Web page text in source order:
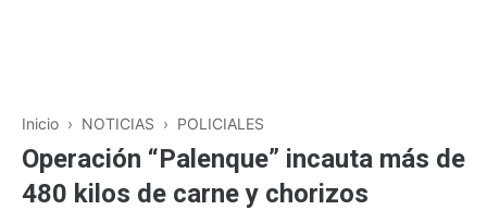
Inicio › NOTICIAS › POLICIALES
Operación “Palenque” incauta más de
480 kilos de carne y chorizos